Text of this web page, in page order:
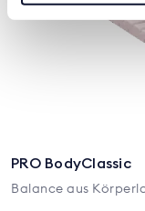
PRO BodyClassic
Balance aus